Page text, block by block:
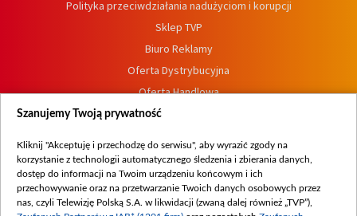
Polityka przeciwdziałania nadużyciom i korupcji
Sklep TVP
Biuro Reklamy
Oferta Dystrybucyjna
Oferta Handlowa
Dostępność
Procedura zgłoszeń wewnętrznych
Szanujemy Twoją prywatność
Kliknij "Akceptuję i przechodzę do serwisu", aby wyrazić zgody na
korzystanie z technologii automatycznego śledzenia i zbierania danych,
dostęp do informacji na Twoim urządzeniu końcowym i ich
przechowywanie oraz na przetwarzanie Twoich danych osobowych przez
nas, czyli Telewizję Polską S.A. w likwidacji (zwaną dalej również „TVP”),